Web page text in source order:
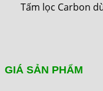
Tấm lọc Carbon
GIÁ SẢN PHẨM